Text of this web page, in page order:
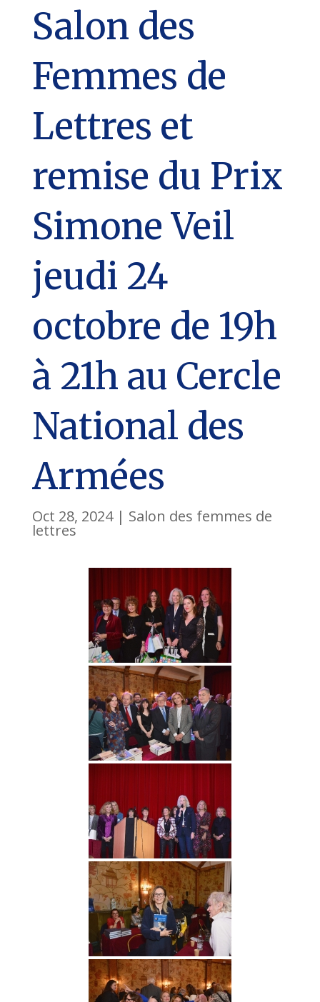
Salon des
Femmes de
Lettres et
remise du Prix
Simone Veil
jeudi 24
octobre de 19h
à 21h au Cercle
National des
Armées
Oct 28, 2024| Salon des femmes de
lettres